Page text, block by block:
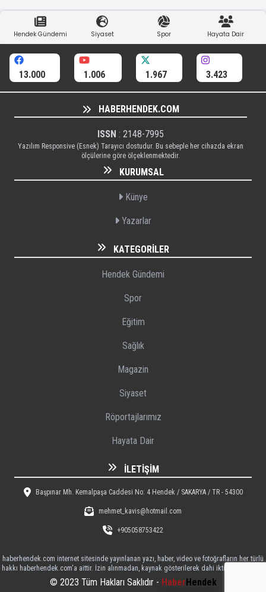
Hendek Gündemi Siyaset Spor Hayata Dair
13.000 1.006 1.967 3.423
HABERHENDEK.COM
ISSN : 2148-7995
Yazılım Responsive (Esnek) Tarayıcı dostudur. Bu sebeple her cihazda ekran
ölçülerine göre ölçeklenmektedir.
KURUMSAL
Künye
Yazarlar
KATEGORILER
Hendek Gündemi
Spor
Eğitim
Sağlık
Magazin
Siyaset
Röportajlarımız
Hayata Dair
İLETIŞIM
Başpınar Mh. Kemalpaşa Caddesi No: 4 Hendek / SAKARYA / TR - 54300
mehmet_kavis@hotmail.com
+905058753422
haberhendek.com internet sitesinde yayınlanan yazı, haber, video ve fotoğrafların her türlü
hakkı haberhendek.com'a aittir. İzin alınmadan, kaynak gösterilerek dahi iktibas edilemez
© 2023 Tüm Hakları Saklıdır - HaberHendek